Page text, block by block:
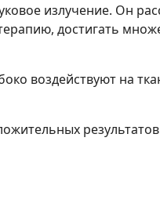
излучение. Он
достигать
воздействуют на